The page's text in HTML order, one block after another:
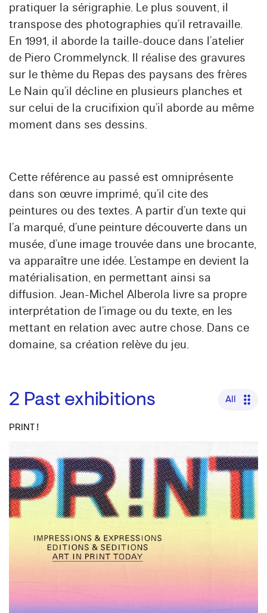
pratiquer la sérigraphie. Le plus souvent, il
transpose des photographies qu’il retravaille.
En 1991, il aborde la taille-douce dans l’atelier
de Piero Crommelynck. Il réalise des gravures
sur le thème du Repas des paysans des frères
Le Nain qu’il décline en plusieurs planches et
sur celui de la crucifixion qu’il aborde au même
moment dans ses dessins.
Cette référence au passé est omniprésente
dans son œuvre imprimé, qu’il cite des
peintures ou des textes. A partir d’un texte qui
l’a marqué, d’une peinture découverte dans un
musée, d’une image trouvée dans une brocante,
va apparaître une idée. L’estampe en devient la
matérialisation, en permettant ainsi sa
diffusion. Jean-Michel Alberola livre sa propre
interprétation de l’image ou du texte, en les
mettant en relation avec autre chose. Dans ce
domaine, sa création relève du jeu.
2 Past exhibitions All
PRINT !